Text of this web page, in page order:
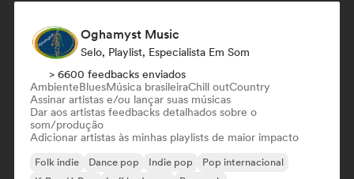
Oghamyst Music
Selo, Playlist, Especialista Em Som
> 6600 feedbacks enviados
AmbienteBluesMúsica brasileiraChill outCountry
Assinar artistas e/ou lançar suas músicas
Dar aos artistas feedbacks detalhados sobre o
som/produção
Adicionar artistas às minhas playlists de maior impacto
Folk indie Dance pop Indie pop
Pop internacional